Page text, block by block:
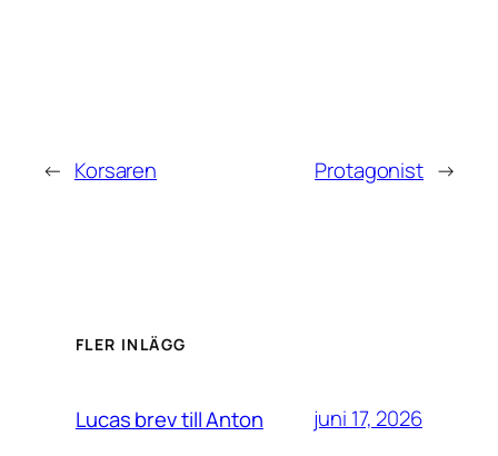
← Korsaren Protagonist →
FLER INLÄGG
Lucas brev till Anton juni 17, 2026